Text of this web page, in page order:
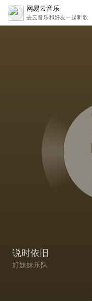
网易云音乐
去云音乐和好友一起听歌
说时依旧
好妹妹乐队